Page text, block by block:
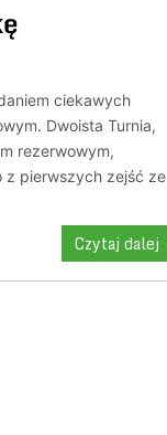
ciekawych
Dwoista Turnia,
rezerwowym,
z pierwszych zejść ze
Czytaj dalej